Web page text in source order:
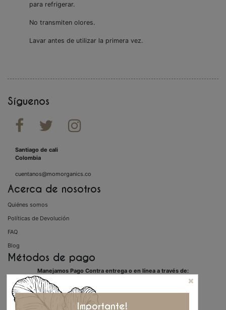
para refrigerar.
No transmiten olores.
Lavar antes de utilizar la primera vez.
Importante!
Síguenos
  
Santiago de cali
Colombia
cuentanos@momorganics.co
Acerca de nosotros
Quiénes somos
Políticas de Devolución
FAQ
Blog
Métodos de pago
Manejamos Pago Contra entrega o en línea a través de: